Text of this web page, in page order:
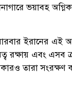
ভয়াবহ
ইরানের এই
রক্ষায় এবং এসব
তারা সংরক্ষণ